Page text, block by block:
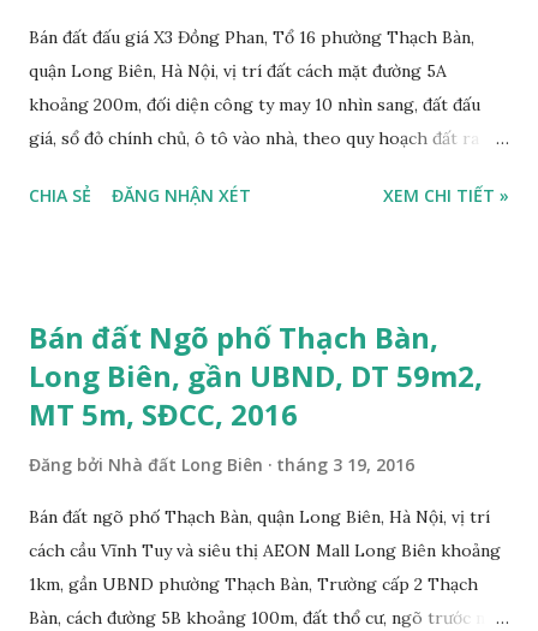
Bán đất đấu giá X3 Đồng Phan, Tổ 16 phường Thạch Bàn,
quận Long Biên, Hà Nội, vị trí đất cách mặt đường 5A
khoảng 200m, đối diện công ty may 10 nhìn sang, đất đấu
giá, sổ đỏ chính chủ, ô tô vào nhà, theo quy hoạch đất ra
nở hậu, tiện để ở, làm kho xưởng, sổ đỏ chính chủ, giá bán:
CHIA SẺ ĐĂNG NHẬN XÉT XEM CHI TIẾT »
Bán đất Ngõ phố Thạch Bàn,
Long Biên, gần UBND, DT 59m2,
MT 5m, SĐCC, 2016
Đăng bởi Nhà đất Long Biên tháng 3 19, 2016
Bán đất ngõ phố Thạch Bàn, quận Long Biên, Hà Nội, vị trí
cách cầu Vĩnh Tuy và siêu thị AEON Mall Long Biên khoảng
1km, gần UBND phường Thạch Bàn, Trường cấp 2 Thạch
Bàn, cách đường 5B khoảng 100m, đất thổ cư, ngõ trước nhà